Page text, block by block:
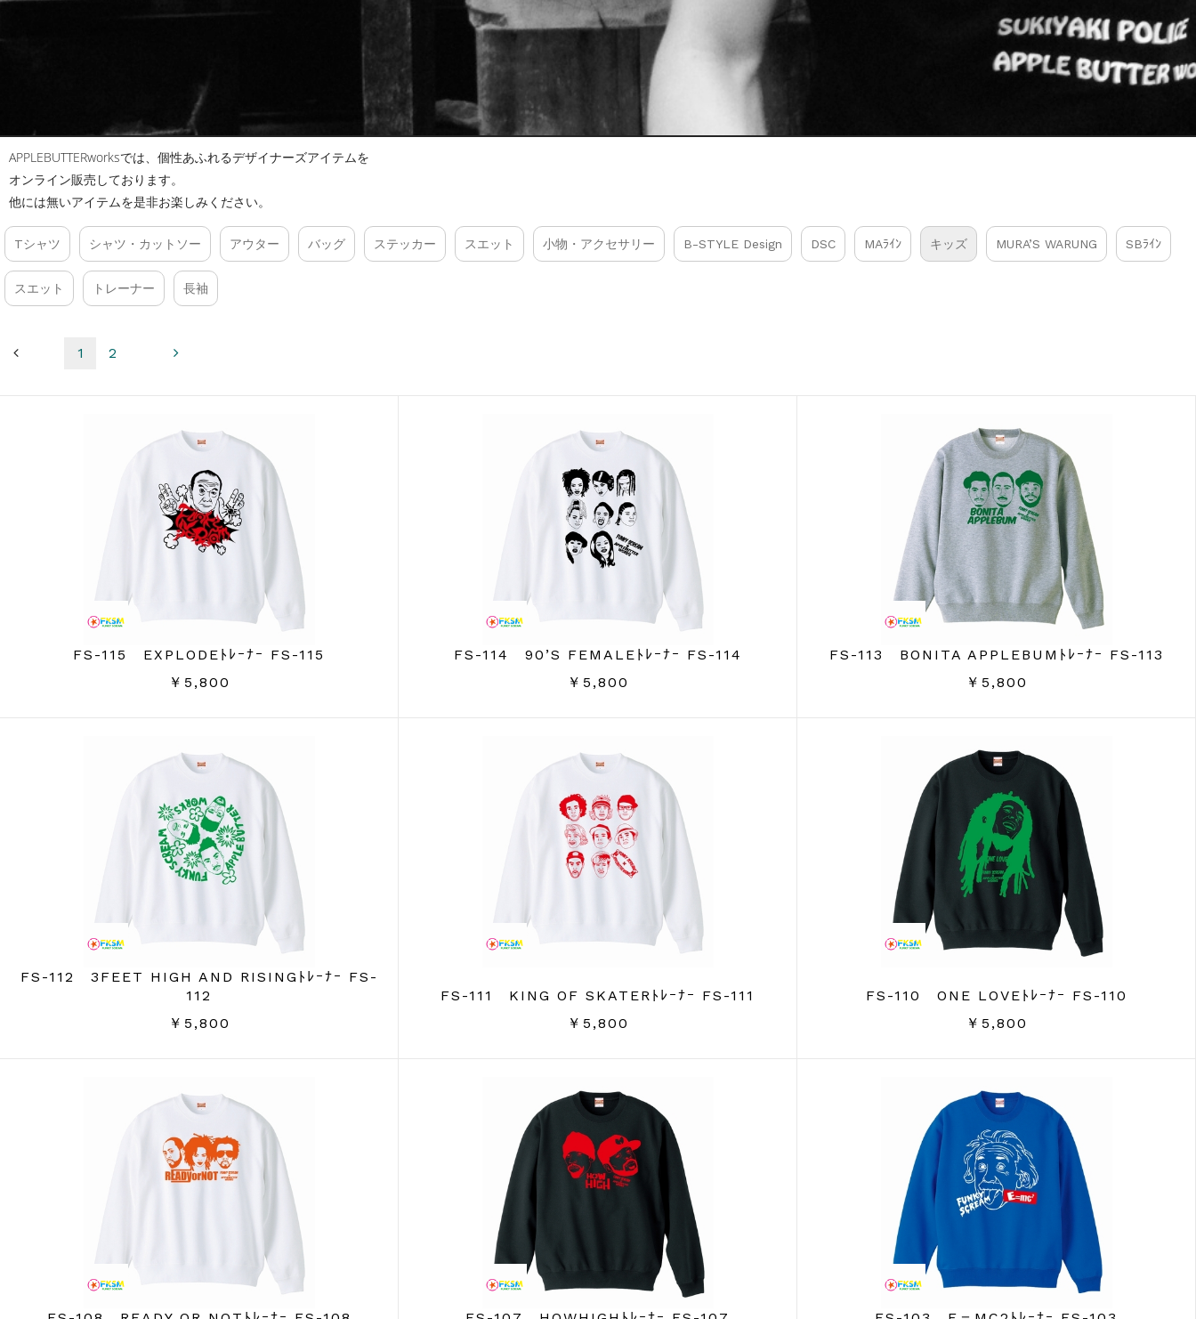
APPLEBUTTERworksでは、個性あふれるデザイナーズアイテムを
オンライン販売しております。
他には無いアイテムを是非お楽しみください。
Tシャツ シャツ・カットソー アウター バッグ ステッカー スエット 小物・アクセサリー B-STYLE Design DSC MAﾗｲﾝ キッズ MURA’S WARUNG SBﾗｲﾝ
スエット トレーナー 長袖
1 2
FS-115 EXPLODEﾄﾚｰﾅｰ FS-115
￥5,800
FS-114 90’S FEMALEﾄﾚｰﾅｰ FS-114
￥5,800
FS-113 BONITA APPLEBUMﾄﾚｰﾅｰ FS-113
￥5,800
FS-112 3FEET HIGH AND RISINGﾄﾚｰﾅｰ FS-
112
￥5,800
FS-111 KING OF SKATERﾄﾚｰﾅｰ FS-111
￥5,800
FS-110 ONE LOVEﾄﾚｰﾅｰ FS-110
￥5,800